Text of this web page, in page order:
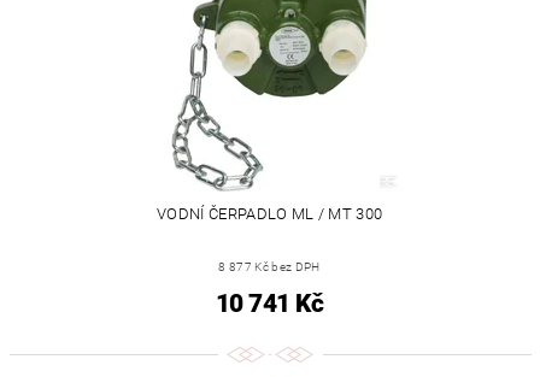
VODNÍ ČERPADLO ML / MT 300
8 877 Kč bez DPH
10 741 Kč